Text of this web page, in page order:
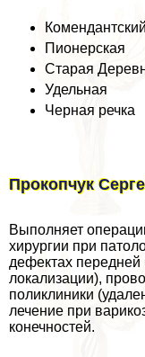
Пионерская
Старая
Удельная
Черная речка
Прокопчук
Выполняет
хирургии при
дефектах
локализации),
поликлиники
лечение при
конечностей.